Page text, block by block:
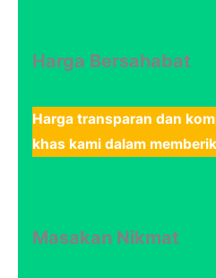
Harga Bersahabat
Harga transparan dan
khas kami dalam
Masakan Nikmat